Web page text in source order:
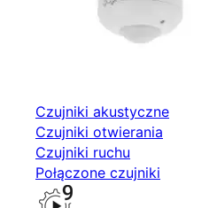
Czujniki akustyczne
Czujniki otwierania
Czujniki ruchu
Połączone czujniki